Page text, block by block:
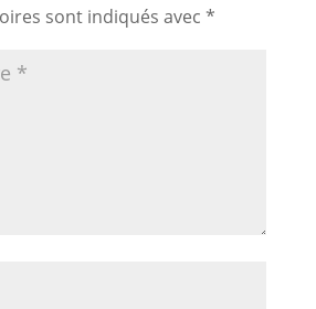
sont indiqués avec *